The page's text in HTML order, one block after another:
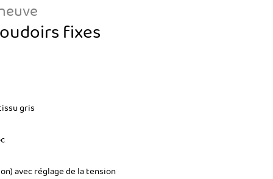
fixes
gris
avec réglage de la tension